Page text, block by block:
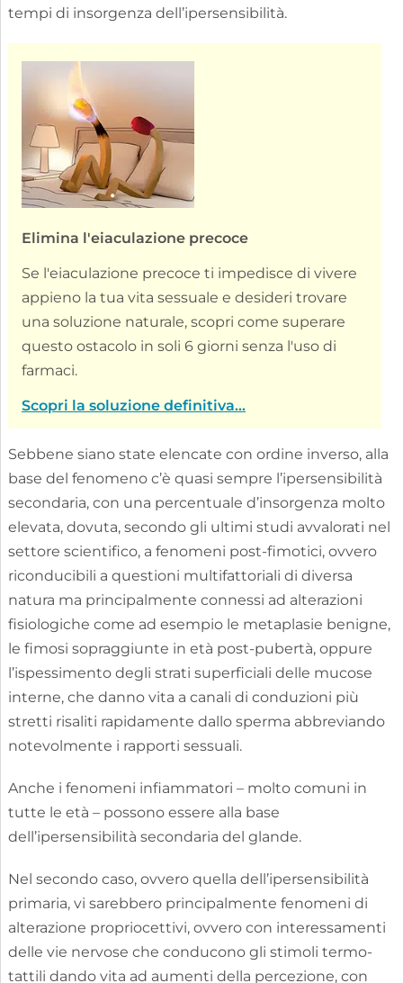
tempi di insorgenza dell’ipersensibilità.
Elimina l'eiaculazione precoce
Se l'eiaculazione precoce ti impedisce di vivere
appieno la tua vita sessuale e desideri trovare
una soluzione naturale, scopri come superare
questo ostacolo in soli 6 giorni senza l'uso di
farmaci.
Scopri la soluzione definitiva...
Sebbene siano state elencate con ordine inverso, alla
base del fenomeno c’è quasi sempre l’ipersensibilità
secondaria, con una percentuale d’insorgenza molto
elevata, dovuta, secondo gli ultimi studi avvalorati nel
settore scientifico, a fenomeni post-fimotici, ovvero
riconducibili a questioni multifattoriali di diversa
natura ma principalmente connessi ad alterazioni
fisiologiche come ad esempio le metaplasie benigne,
le fimosi sopraggiunte in età post-pubertà, oppure
l’ispessimento degli strati superficiali delle mucose
interne, che danno vita a canali di conduzioni più
stretti risaliti rapidamente dallo sperma abbreviando
notevolmente i rapporti sessuali.
Anche i fenomeni infiammatori – molto comuni in
tutte le età – possono essere alla base
dell’ipersensibilità secondaria del glande.
Nel secondo caso, ovvero quella dell’ipersensibilità
primaria, vi sarebbero principalmente fenomeni di
alterazione propriocettivi, ovvero con interessamenti
delle vie nervose che conducono gli stimoli termo-
tattili dando vita ad aumenti della percezione, con